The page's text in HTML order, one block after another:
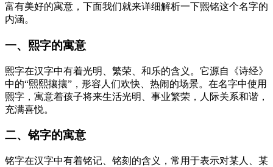
富有美好的寓意，下面我们就来详细解析一下熙铭这个名字的
内涵。
一、熙字的寓意
熙字在汉字中有着光明、繁荣、和乐的含义。它源自《诗经》
中的“熙熙攘攘”，形容人们欢快、热闹的场景。在名字中使用
熙字，寓意着孩子将来生活光明、事业繁荣，人际关系和谐，
充满喜悦。
二、铭字的寓意
铭字在汉字中有着铭记、铭刻的含义，常用于表示对某人、某